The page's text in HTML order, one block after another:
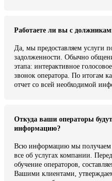
Работаете ли вы с
Да, мы предоставляем услуги
задолженности. Обычно
этапа: интерактивное
звонок оператора. По итогам
отчет со всей необходимой
Откуда ваши операторы
информацию?
Всю информацию мы получаем
все об услугах компании.
обучение операторов,
Вашими клиентами,